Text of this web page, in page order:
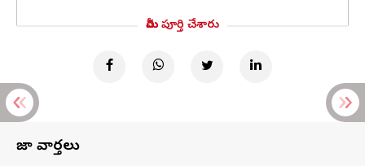
మీరు పూర్తి చేశారు
తాజా వార్తలు